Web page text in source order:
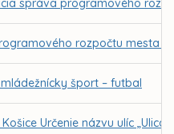
správa programového
rozpočtu mesta
šport – futbal
Určenie názvu ulíc